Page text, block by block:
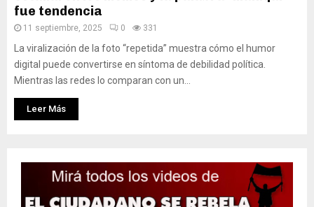
fue tendencia
11 septiembre, 2025 0 331
La viralización de la foto “repetida” muestra cómo el humor
digital puede convertirse en síntoma de debilidad política.
Mientras las redes lo comparan con un...
Leer Más